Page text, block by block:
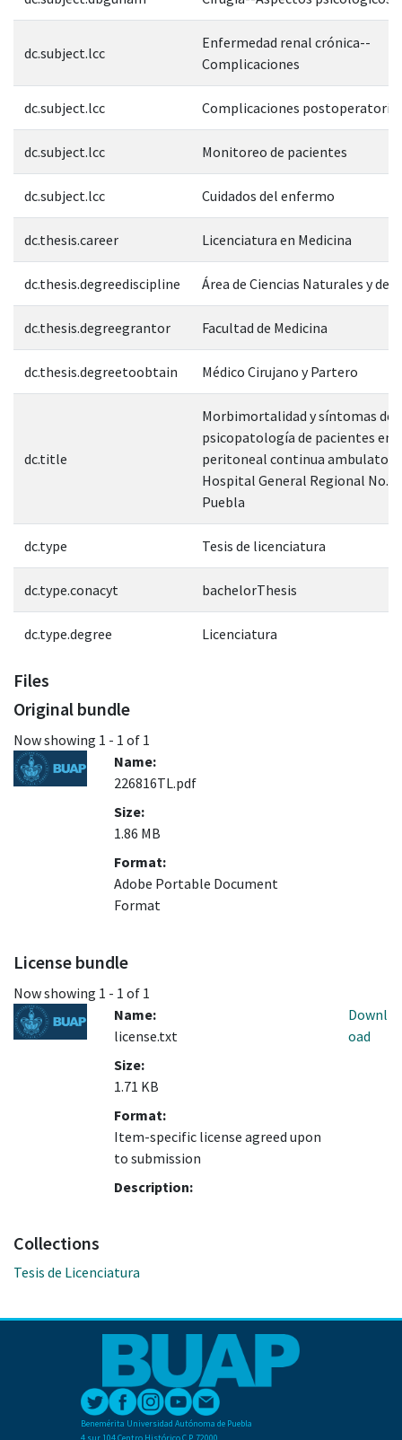
dc.subject.lcc
Enfermedad renal crónica--
Complicaciones
dc.subject.lcc Complicaciones
dc.subject.lcc Monitoreo de pacientes
dc.subject.lcc Cuidados del enfermo
dc.thesis.career Licenciatura en Medicina
dc.thesis.degreediscipline Área de Ciencias Naturales y de
dc.thesis.degreegrantor Facultad de Medicina
dc.thesis.degreetoobtain Médico Cirujano y Partero
dc.title
Morbimortalidad y síntomas de
psicopatología de pacientes en
peritoneal continua
Hospital General Regional No.
Puebla
dc.type Tesis de licenciatura
dc.type.conacyt bachelorThesis
dc.type.degree Licenciatura
Files
Original bundle
Now showing 1 - 1 of 1
Name:
226816TL.pdf
Size:
1.86 MB
Format:
Adobe Portable Document
Format
License bundle
Now showing 1 - 1 of 1
Name:
license.txt
Size:
1.71 KB
Format:
Item-specific license agreed upon
to submission
Description:
Downl
oad
Collections
Tesis de Licenciatura
Benemérita Universidad Autónoma de Puebla